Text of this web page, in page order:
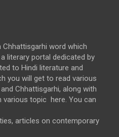
Chhattisgarhi word which
literary portal dedicated by
to Hindi literature and
you will get to read various
Chhattisgarhi, along with
various topic here. You can
articles on contemporary